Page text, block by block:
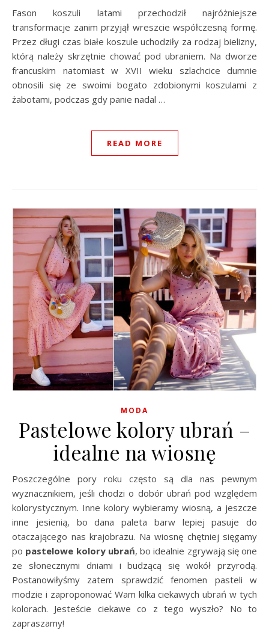
Fason koszuli latami przechodził najróżniejsze
transformacje zanim przyjął wreszcie współczesną formę.
Przez długi czas białe koszule uchodziły za rodzaj bielizny,
którą należy skrzętnie chować pod ubraniem. Na dworze
francuskim natomiast w XVII wieku szlachcice dumnie
obnosili się ze swoimi bogato zdobionymi koszulami z
żabotami, podczas gdy panie nadal …
READ MORE
MODA
Pastelowe kolory ubrań –
idealne na wiosnę
Poszczególne pory roku często są dla nas pewnym
wyznacznikiem, jeśli chodzi o dobór ubrań pod względem
kolorystycznym. Inne kolory wybieramy wiosną, a jeszcze
inne jesienią, bo dana paleta barw lepiej pasuje do
otaczającego nas krajobrazu. Na wiosnę chętniej sięgamy
po pastelowe kolory ubrań, bo idealnie zgrywają się one
ze słonecznymi dniami i budzącą się wokół przyrodą.
Postanowiłyśmy zatem sprawdzić fenomen pasteli w
modzie i zaproponować Wam kilka ciekawych ubrań w tych
kolorach. Jesteście ciekawe co z tego wyszło? No to
zapraszamy!